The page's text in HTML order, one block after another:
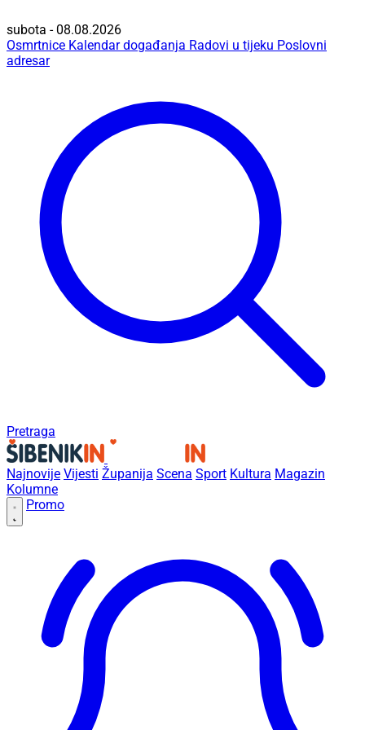
subota - 08.08.2026
Osmrtnice Kalendar događanja Radovi u tijeku Poslovni
adresar
Pretraga
Najnovije Vijesti Županija Scena Sport Kultura Magazin
Kolumne
Promo